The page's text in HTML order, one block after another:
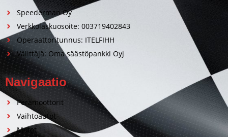
Speederman Oy
Verkkolaskuosoite: 003719402843
Operaattoritunnus: ITELFIHH
Välittäjä: Oma säästöpankki Oyj
Navigaatio
Perämoottorit
Vaihtoautot
Motot